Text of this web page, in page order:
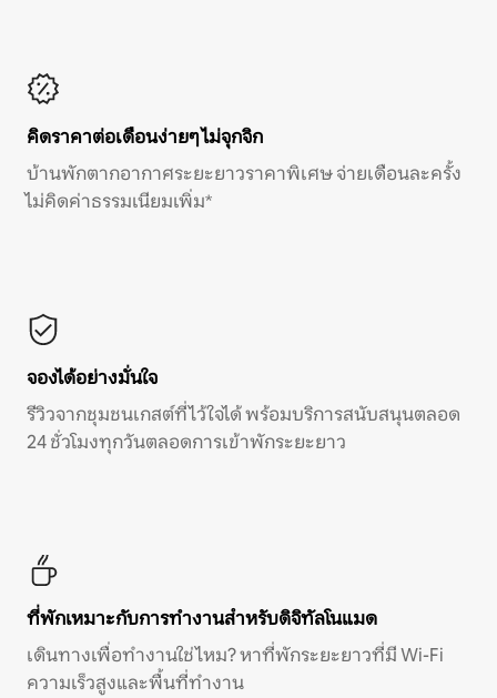
คิดราคาต่อเดือนง่ายๆ ไม่จุกจิก
บ้านพักตากอากาศระยะยาวราคาพิเศษ จ่ายเดือนละครั้ง
ไม่คิดค่าธรรมเนียมเพิ่ม*
จองได้อย่างมั่นใจ
รีวิวจากชุมชนเกสต์ที่ไว้ใจได้ พร้อมบริการสนับสนุนตลอด
24 ชั่วโมงทุกวันตลอดการเข้าพักระยะยาว
ที่พักเหมาะกับการทำงานสำหรับดิจิทัลโนแมด
เดินทางเพื่อทำงานใช่ไหม? หาที่พักระยะยาวที่มี Wi-Fi
ความเร็วสูงและพื้นที่ทำงาน